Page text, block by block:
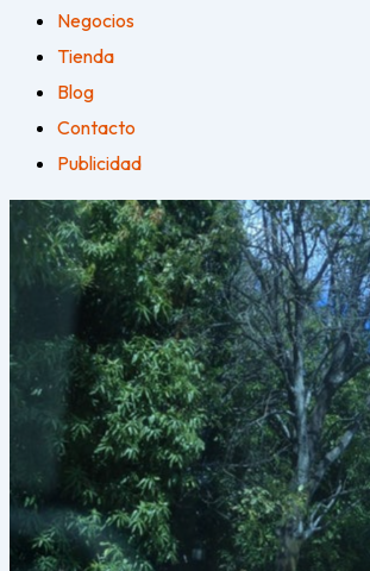
Negocios
Tienda
Blog
Contacto
Publicidad